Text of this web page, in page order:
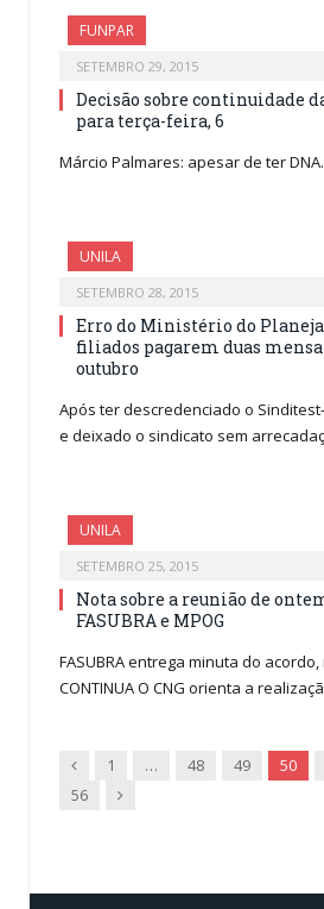
FUNPAR
SETEMBRO 29, 2015
Decisão sobre continuidade
para terça-feira, 6
Márcio Palmares: apesar de ter
UNILA
SETEMBRO 28, 2015
Erro do Ministério do
filiados pagarem duas
outubro
Após ter descredenciado o
e deixado o sindicato sem
UNILA
SETEMBRO 25, 2015
Nota sobre a reunião de
FASUBRA e MPOG
FASUBRA entrega minuta do acordo,
CONTINUA O CNG orienta a
Previous
1 … 48 49 50
56
Next